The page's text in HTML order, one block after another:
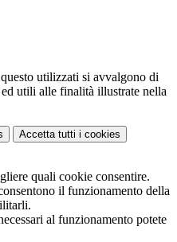
utilizzati si avvalgono di
utili alle finalità illustrate nella
Accetta tutti i cookies
quali cookie consentire.
il funzionamento della
al funzionamento potete